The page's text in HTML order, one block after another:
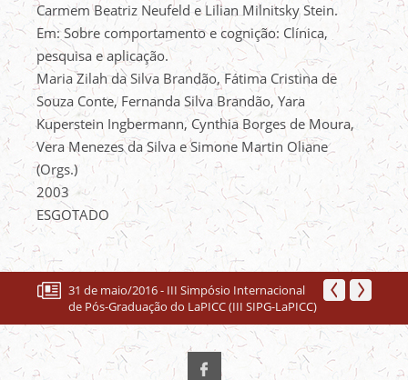
Carmem Beatriz Neufeld e Lilian Milnitsky Stein.
Em: Sobre comportamento e cognição: Clínica,
pesquisa e aplicação.
Maria Zilah da Silva Brandão, Fátima Cristina de
Souza Conte, Fernanda Silva Brandão, Yara
Kuperstein Ingbermann, Cynthia Borges de Moura,
Vera Menezes da Silva e Simone Martin Oliane
(Orgs.)
2003
ESGOTADO
31 de maio/2016 - III Simpósio Internacional
de Pós-Graduação do LaPICC (III SIPG-LaPICC)
22 a 25 de junho/2016 - 8 Congresso Mundial
de Terapias Cognitivas e Comportamentais